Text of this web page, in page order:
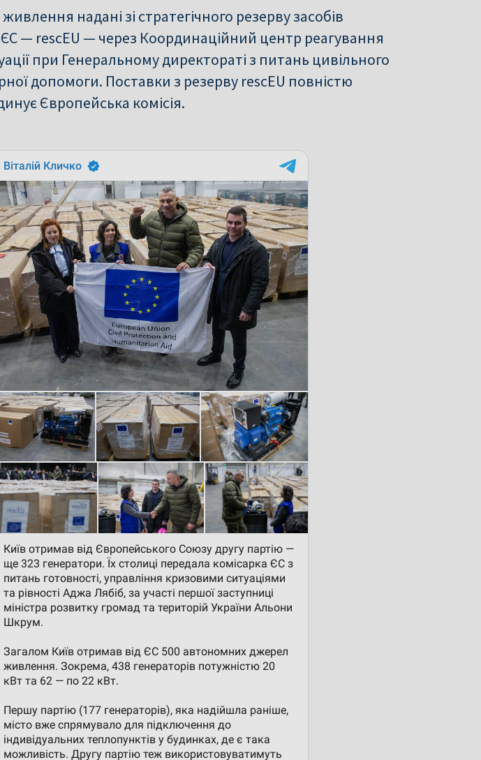
надані зі стратегічного резерву засобів
ЄС — rescEU — через Координаційний центр реагування
при Генеральному директораті з питань цивільного
допомоги. Поставки з резерву rescEU повністю
Європейська комісія.